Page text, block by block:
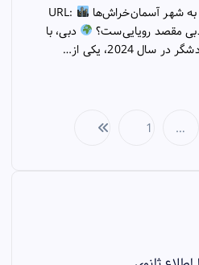
به شهر آسمان‌خراش‌ها
URL:
دبی، با
P
1 …